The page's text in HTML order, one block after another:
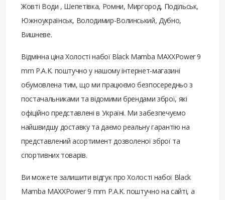
Жовті Води , Шепетівка, Ромни, Миргород, Подільськ,
Южноукраїнськ, Володимир-Волинський, Дубно,
Вишневе.
Відмінна ціна Холості набої Black Mamba MAXXPower 9
mm P.A.K. поштучно у нашому інтернет-магазині
обумовлена ​​тим, що ми працюємо безпосередньо з
постачальниками та відомими брендами зброї, які
офіційно представлені в Україні. Ми забезпечуємо
найшвидшу доставку та даємо реальну гарантію на
представлений асортимент дозволеної зброї та
спортивних товарів.
Ви можете залишити відгук про Холості набої Black
Mamba MAXXPower 9 mm P.A.K. поштучно на сайті, а